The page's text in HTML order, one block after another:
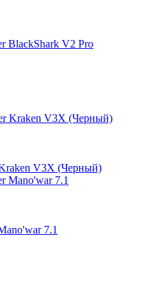
BlackShark V2 Pro
V3X (Черный)
7.1